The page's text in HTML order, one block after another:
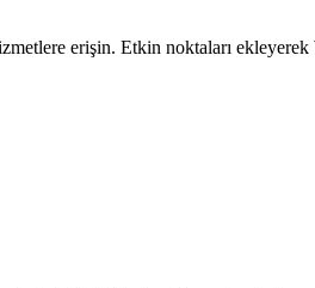
erişin. Etkin noktaları